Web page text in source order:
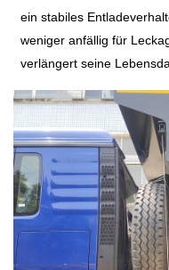
ein stabiles
weniger anfällig für
verlängert seine